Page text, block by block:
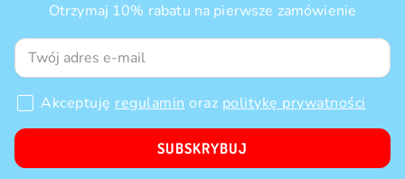
Otrzymaj 10% rabatu na pierwsze zamówienie
Akceptuję regulamin oraz politykę prywatności
SUBSKRYBUJ